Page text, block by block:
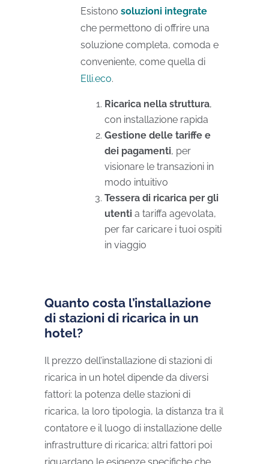
Esistono soluzioni integrate
che permettono di offrire una
soluzione completa, comoda e
conveniente, come quella di
Elli.eco.
Ricarica nella struttura,
con installazione rapida
Gestione delle tariffe e
dei pagamenti, per
visionare le transazioni in
modo intuitivo
Tessera di ricarica per gli
utenti a tariffa agevolata,
per far caricare i tuoi ospiti
in viaggio
Quanto costa l’installazione
di stazioni di ricarica in un
hotel?
Il prezzo dell’installazione di stazioni di
ricarica in un hotel dipende da diversi
fattori: la potenza delle stazioni di
ricarica, la loro tipologia, la distanza tra il
contatore e il luogo di installazione delle
infrastrutture di ricarica; altri fattori poi